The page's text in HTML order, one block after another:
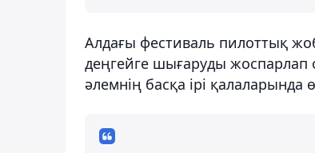
Алдағы фестиваль пилоттық
деңгейге шығаруды жоспарлап
әлемнің басқа ірі қалаларында